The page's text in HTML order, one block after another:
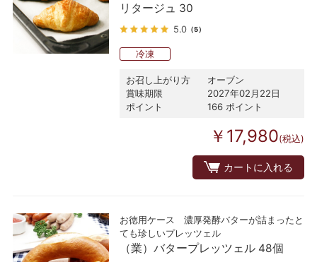
リタージュ 30
5.0 （5）
冷凍
お召し上がり方
オーブン
賞味期限
2027年02月22日
ポイント
166 ポイント
￥17,980(税込)
カートに入れる
お徳用ケース 濃厚発酵バターが詰まったと
ても珍しいプレッツェル
（業）バタープレッツェル 48個